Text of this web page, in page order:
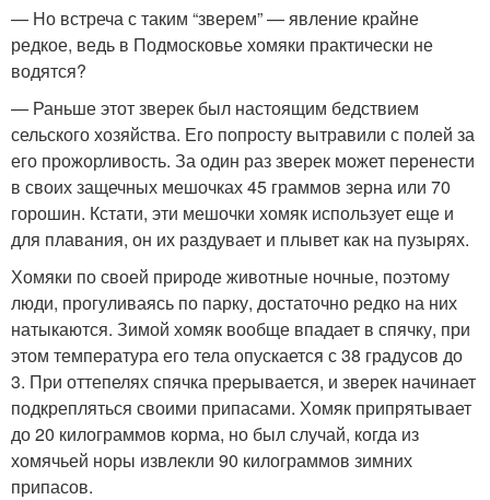
— Но встреча с таким “зверем” — явление крайне
редкое, ведь в Подмосковье хомяки практически не
водятся?
— Раньше этот зверек был настоящим бедствием
сельского хозяйства. Его попросту вытравили с полей за
его прожорливость. За один раз зверек может перенести
в своих защечных мешочках 45 граммов зерна или 70
горошин. Кстати, эти мешочки хомяк использует еще и
для плавания, он их раздувает и плывет как на пузырях.
Хомяки по своей природе животные ночные, поэтому
люди, прогуливаясь по парку, достаточно редко на них
натыкаются. Зимой хомяк вообще впадает в спячку, при
этом температура его тела опускается с 38 градусов до
3. При оттепелях спячка прерывается, и зверек начинает
подкрепляться своими припасами. Хомяк припрятывает
до 20 килограммов корма, но был случай, когда из
хомячьей норы извлекли 90 килограммов зимних
припасов.